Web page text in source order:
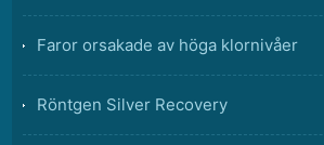
Faror orsakade av höga klornivåer
Röntgen Silver Recovery